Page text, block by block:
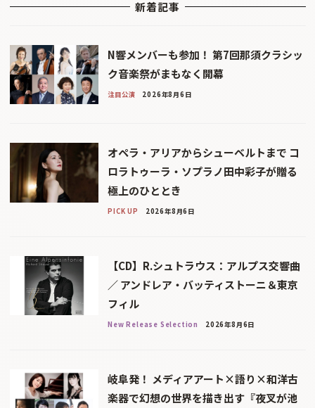
新着記事
N響メンバーも参加！ 第7回那須クラシッ
ク音楽祭がまもなく開幕
注目公演 2026年8月6日
オペラ・アリアからシューベルトまで コ
ロラトゥーラ・ソプラノ田中彩子が贈る
極上のひととき
PICK UP 2026年8月6日
【CD】R.シュトラウス：アルプス交響曲
／ アンドレア・バッティストーニ＆東京
フィル
New Release Selection 2026年8月6日
岐阜発！ メディアアート×語り×和洋古
楽器で幻想の世界を描き出す『夜叉が池